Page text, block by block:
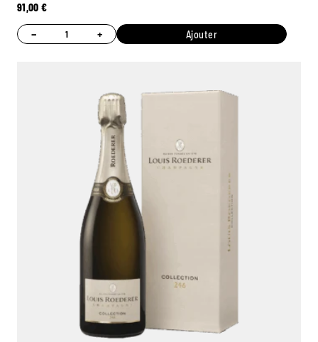
91,00€
− + Ajouter